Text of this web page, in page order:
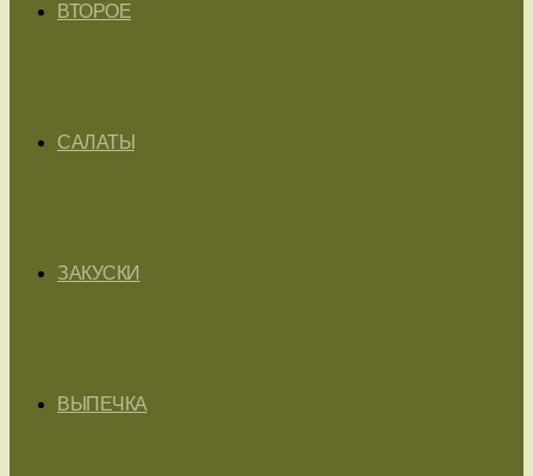
ВТОРОЕ
САЛАТЫ
ЗАКУСКИ
ВЫПЕЧКА